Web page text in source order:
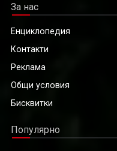
За нас
Енциклопедия
Контакти
Реклама
Общи условия
Бисквитки
Популярно